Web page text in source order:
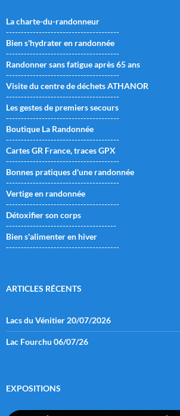
La charte-du-randonneur
--------------------------------------
Bien s'hydrater en randonnée
--------------------------------------
Randonner sans fatigue après 65 ans
--------------------------------------
Visite du centre de déchets ATHANOR
--------------------------------------
Les gestes de premiers secours
--------------------------------------
Boutique La Randonnée
--------------------------------------
Cartes GR France, traces GPX
--------------------------------------
Bonnes pratiques d'une randonnée
--------------------------------------
Vertige en randonnée
--------------------------------------
Détoxifier son corps
-------------------------------------
Bien s'alimenter en hiver
--------------------------------------
ARTICLES RÉCENTS
Lacs du Vénitier 20/07/2026
Lac Fourchu 06/07/26
EXPOSITIONS